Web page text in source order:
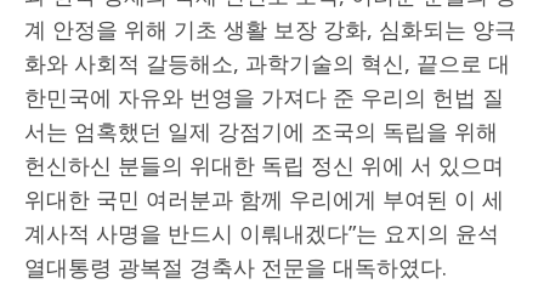
계 안정을 위해 기초 생활 보장 강화, 심화되는 양극
화와 사회적 갈등해소, 과학기술의 혁신, 끝으로 대
한민국에 자유와 번영을 가져다 준 우리의 헌법 질
서는 엄혹했던 일제 강점기에 조국의 독립을 위해
헌신하신 분들의 위대한 독립 정신 위에 서 있으며
위대한 국민 여러분과 함께 우리에게 부여된 이 세
계사적 사명을 반드시 이뤄내겠다”는 요지의 윤석
열대통령 광복절 경축사 전문을 대독하였다.